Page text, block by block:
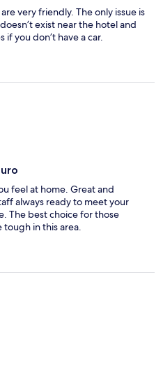
very friendly. The only issue is
exist near the hotel and
you don’t have a car.
feel at home. Great and
always ready to meet your
The best choice for those
tough in this area.